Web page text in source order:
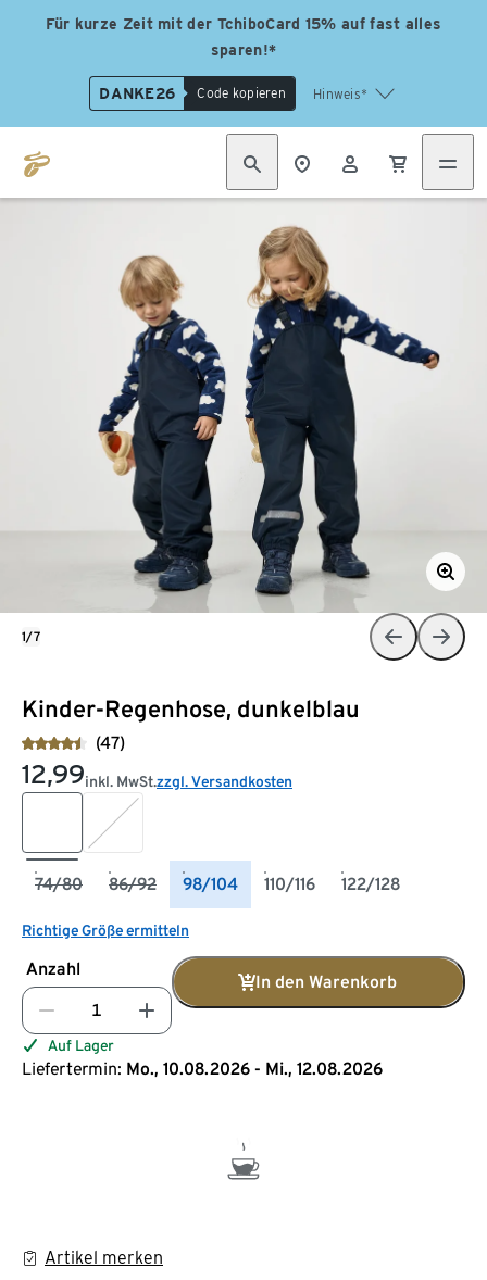
Für kurze Zeit mit der TchiboCard 15% auf fast alles
sparen!*
DANKE26 Code kopieren Hinweis*
Kinder-Regenhose, dunkelblau
(47)
12,99inkl. MwSt.zzgl. Versandkosten
74/80 86/92 98/104 110/116 122/128
Richtige Größe ermitteln
Anzahl
In den Warenkorb
Auf Lager
Liefertermin: Mo., 10.08.2026 - Mi., 12.08.2026
Artikel merken
1/7